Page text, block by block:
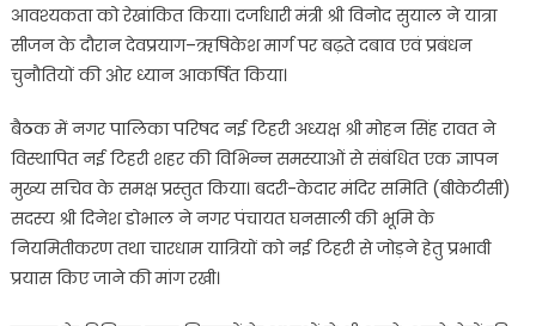
आवश्यकता को रेखांकित किया। दर्जाधारी मंत्री श्री विनोद सुयाल ने यात्रा
सीजन के दौरान देवप्रयाग–ऋषिकेश मार्ग पर बढ़ते दबाव एवं प्रबंधन
चुनौतियों की ओर ध्यान आकर्षित किया।
बैठक में नगर पालिका परिषद नई टिहरी अध्यक्ष श्री मोहन सिंह रावत ने
विस्थापित नई टिहरी शहर की विभिन्न समस्याओं से संबंधित एक ज्ञापन
मुख्य सचिव के समक्ष प्रस्तुत किया। बदरी-केदार मंदिर समिति (बीकेटीसी)
सदस्य श्री दिनेश डोभाल ने नगर पंचायत घनसाली की भूमि के
नियमितीकरण तथा चारधाम यात्रियों को नई टिहरी से जोड़ने हेतु प्रभावी
प्रयास किए जाने की मांग रखी।